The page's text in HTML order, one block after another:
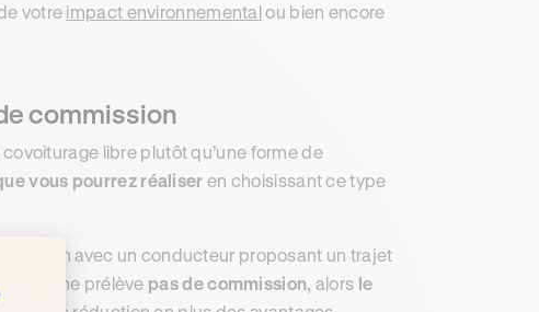
votre impact environnementalou bien encore
commission
libre plutôt qu’une forme de
vous pourrez réaliser en choisissant ce type
relation avec un conducteur proposant un trajet
ne prélève pas de commission, alors le